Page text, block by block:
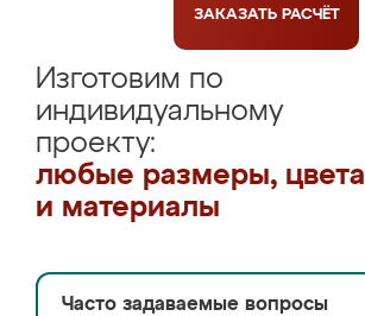
ЗАКАЗАТЬ РАСЧЁТ
Изготовим по
индивидуальному
проекту:
любые размеры, цвета
и материалы
Часто задаваемые вопросы